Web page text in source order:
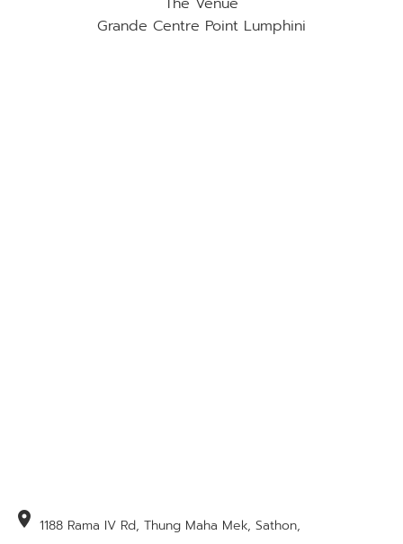
Grande Centre Point Lumphini
location_on 1188 Rama IV Rd, Thung Maha Mek, Sathon,